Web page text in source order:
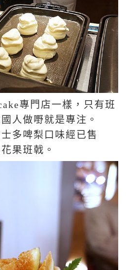
專門店一樣，只有班
人做嘢就是專注。
多啤梨口味經已售
果班戟。